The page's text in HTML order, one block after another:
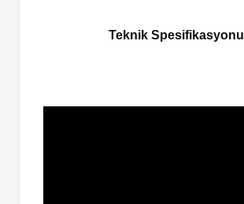
Teknik Spesifikasyonu